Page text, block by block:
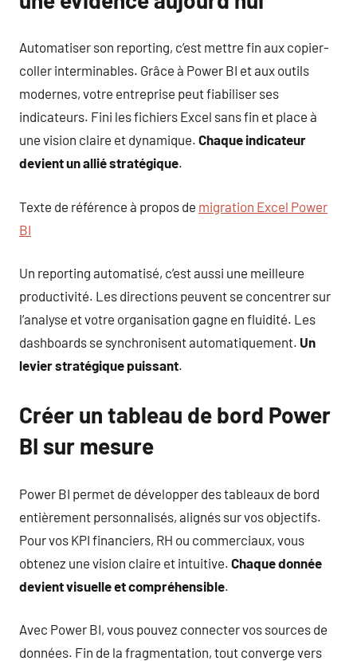
Automatiser son reporting, c’est mettre fin aux copier-
coller interminables. Grâce à Power BI et aux outils
modernes, votre entreprise peut fiabiliser ses
indicateurs. Fini les fichiers Excel sans fin et place à
une vision claire et dynamique. Chaque indicateur
devient un allié stratégique.
Texte de référence à propos de migration Excel Power
BI
Un reporting automatisé, c’est aussi une meilleure
productivité. Les directions peuvent se concentrer sur
l’analyse et votre organisation gagne en fluidité. Les
dashboards se synchronisent automatiquement. Un
levier stratégique puissant.
Créer un tableau de bord Power
BI sur mesure
Power BI permet de développer des tableaux de bord
entièrement personnalisés, alignés sur vos objectifs.
Pour vos KPI financiers, RH ou commerciaux, vous
obtenez une vision claire et intuitive. Chaque donnée
devient visuelle et compréhensible.
Avec Power BI, vous pouvez connecter vos sources de
données. Fin de la fragmentation, tout converge vers